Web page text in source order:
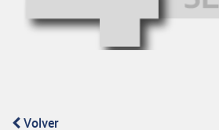
Volver